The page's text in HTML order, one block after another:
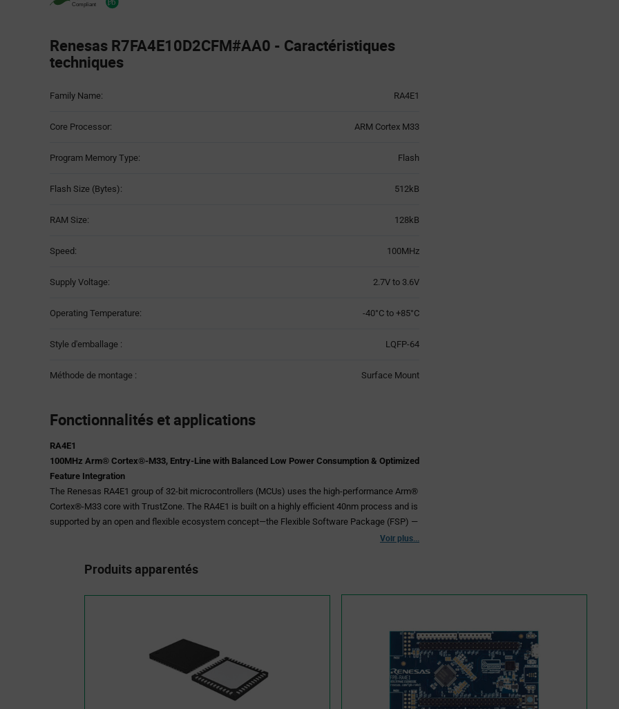
Renesas R7FA4E10D2CFM#AA0 - Caractéristiques
techniques
Table
Family Name: RA4E1
Core Processor: ARM Cortex M33
Program Memory Type: Flash
Flash Size (Bytes): 512kB
RAM Size: 128kB
Speed: 100MHz
Supply Voltage: 2.7V to 3.6V
Operating Temperature: -40°C to +85°C
Style d'emballage : LQFP-64
Méthode de montage : Surface Mount
Fonctionnalités et applications
RA4E1
100MHz Arm® Cortex®-M33, Entry-Line with Balanced Low Power Consumption & Optimized
Feature Integration
The Renesas RA4E1 group of 32-bit microcontrollers (MCUs) uses the high-performance Arm®
Cortex®-M33 core with TrustZone. The RA4E1 is built on a highly efficient 40nm process and is
supported by an open and flexible ecosystem concept—the Flexible Software Package (FSP) —
and is the perfect entry point into the RA Family of microcontrollers. The RA4E1 is suitable for
system cost reduction and an optimized mixture of high performance with 100 MHz Cortex-
the CoreMark® algorithm from Flash.
•256kB - 512kB Flash memory and 128kB SRAM
•8kB Data Flash to store data as in EEPROM
Voir plus...
Produits apparentés